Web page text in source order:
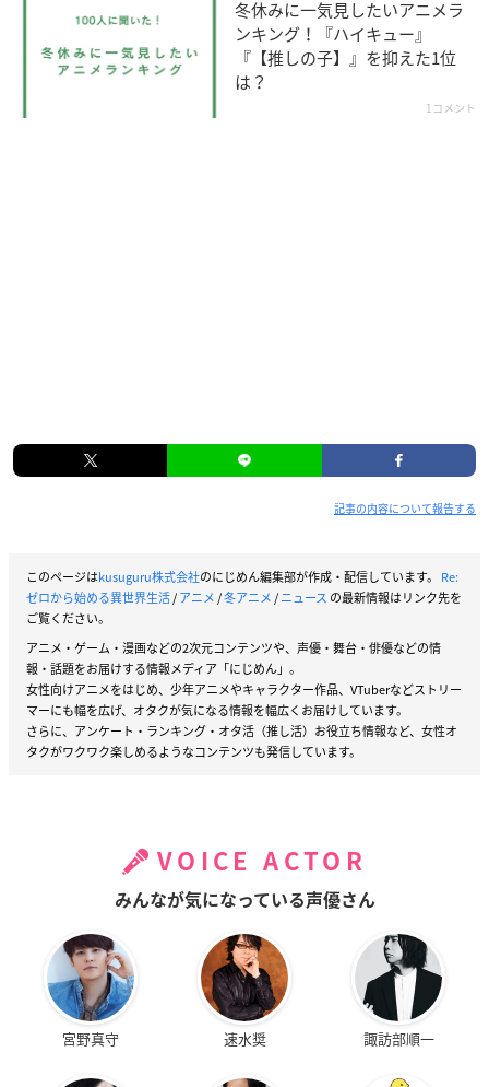
リューズ・ビルマ：田中あいみ
エルザ・グランヒルテ：能登麻美子
エキドナ：坂本真綾
ロpic.twitter.com/JTKdAdYxHo
— 『Re:ゼロから始める異世界生活』公式 (@Rezero_officia
冬休みに一気見したいアニメラ
ンキング！『ハイキュー』
『【推しの子】』を抑えた1位
は？
1コメント
記事の内容について報告する
このページはkusuguru株式会社のにじめん編集部が作成・配信しています。 Re:
ゼロから始める異世界生活/アニメ/冬アニメ/ニュース の最新情報はリンク先を
ご覧ください。
アニメ・ゲーム・漫画などの2次元コンテンツや、声優・舞台・俳優などの情
報・話題をお届けする情報メディア「にじめん」。
女性向けアニメをはじめ、少年アニメやキャラクター作品、VTuberなどストリー
マーにも幅を広げ、オタクが気になる情報を幅広くお届けしています。
さらに、アンケート・ランキング・オタ活（推し活）お役立ち情報など、女性オ
タクがワクワク楽しめるようなコンテンツも発信しています。
VOICE ACTOR
みんなが気になっている声優さん
宮野真守 速水奨 諏訪部順一